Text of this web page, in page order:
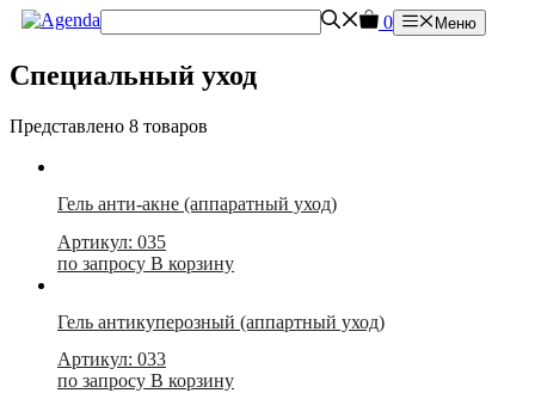
Перейти
содержимому
0 Меню
Специальный уход
Представлено 8 товаров
Гель анти-акне (аппаратный уход)
Артикул: 035
по запросу В корзину
Гель антикуперозный (аппартный уход)
Артикул: 033
по запросу В корзину